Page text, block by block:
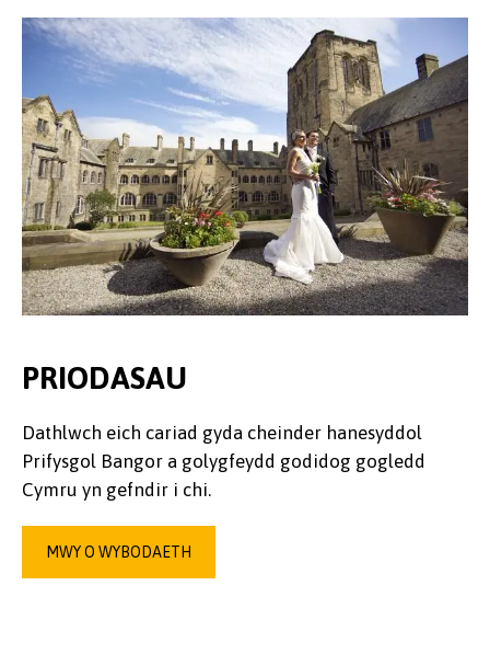
PRIODASAU
Dathlwch eich cariad gyda cheinder hanesyddol
Prifysgol Bangor a golygfeydd godidog gogledd
Cymru yn gefndir i chi.
MWY O WYBODAETH